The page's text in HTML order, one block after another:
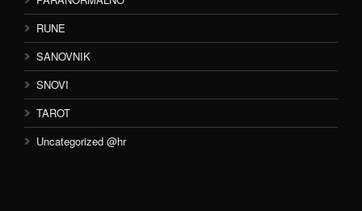
RUNE
SANOVNIK
SNOVI
TAROT
Uncategorized @hr